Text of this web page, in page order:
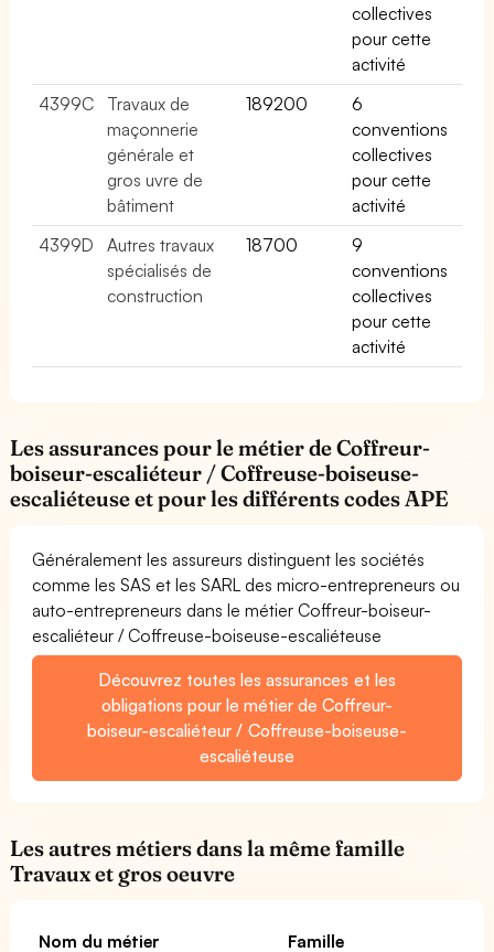
collectives
pour cette
activité
4399C
Travaux de
maçonnerie
générale et
gros uvre de
bâtiment
189200
6
conventions
collectives
pour cette
activité
4399D
Autres travaux
spécialisés de
construction
18700
9
conventions
collectives
pour cette
activité
Les assurances pour le métier de Coffreur-
boiseur-escaliéteur / Coffreuse-boiseuse-
escaliéteuse et pour les différents codes APE
Généralement les assureurs distinguent les sociétés
comme les SAS et les SARL des micro-entrepreneurs ou
auto-entrepreneurs dans le métier Coffreur-boiseur-
escaliéteur / Coffreuse-boiseuse-escaliéteuse
Découvrez toutes les assurances et les
obligations pour le métier de Coffreur-
boiseur-escaliéteur / Coffreuse-boiseuse-
escaliéteuse
Les autres métiers dans la même famille
Travaux et gros oeuvre
Nom du métier
Famille